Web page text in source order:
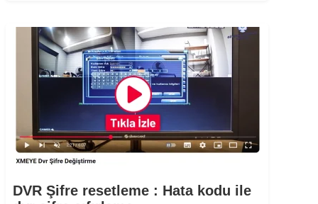
DVR Şifre resetleme : Hata kodu ile